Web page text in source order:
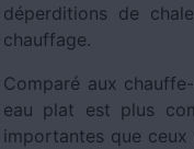
déperditions de
chauffage.
Comparé aux
eau plat est plus
importantes que ceux